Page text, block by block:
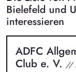
Bielefeld und
interessieren
ADFC
Club e. V. //